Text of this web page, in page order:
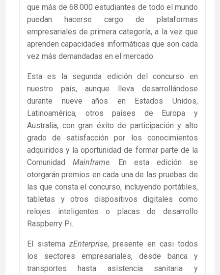
que más de 68.000 estudiantes de todo el mundo
puedan hacerse cargo de plataformas
empresariales de primera categoría, a la vez que
aprenden capacidades informáticas que son cada
vez más demandadas en el mercado.
Esta es la segunda edición del concurso en
nuestro país, aunque lleva desarrollándose
durante nueve años en Estados Unidos,
Latinoamérica, otros países de Europa y
Australia, con gran éxito de participación y alto
grado de satisfacción por los conocimientos
adquiridos y la oportunidad de formar parte de la
Comunidad Mainframe. En esta edición se
otorgarán premios en cada una de las pruebas de
las que consta el concurso, incluyendo portátiles,
tabletas y otros dispositivos digitales como
relojes inteligentes o placas de desarrollo
Raspberry Pi.
El sistema zEnterprise, presente en casi todos
los sectores empresariales, desde banca y
transportes hasta asistencia sanitaria y